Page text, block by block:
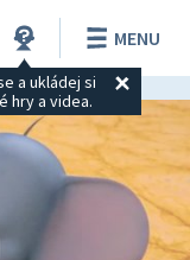
a ukládej si
hry a videa.
MENU